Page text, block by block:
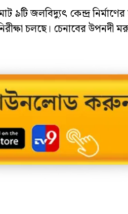
জলবিদ্যুৎ কেন্দ্র নির্মাণের
চলছে। চেনাবের